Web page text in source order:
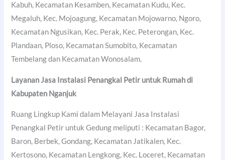
Kabuh, Kecamatan Kesamben, Kecamatan Kudu, Kec.
Megaluh, Kec. Mojoagung, Kecamatan Mojowarno, Ngoro,
Kecamatan Ngusikan, Kec. Perak, Kec. Peterongan, Kec.
Plandaan, Ploso, Kecamatan Sumobito, Kecamatan
Tembelang dan Kecamatan Wonosalam.
Layanan Jasa Instalasi Penangkal Petir untuk Rumah di
Kabupaten Nganjuk
Ruang Lingkup Kami dalam Melayani Jasa Instalasi
Penangkal Petir untuk Gedung meliputi : Kecamatan Bagor,
Baron, Berbek, Gondang, Kecamatan Jatikalen, Kec.
Kertosono, Kecamatan Lengkong, Kec. Loceret, Kecamatan